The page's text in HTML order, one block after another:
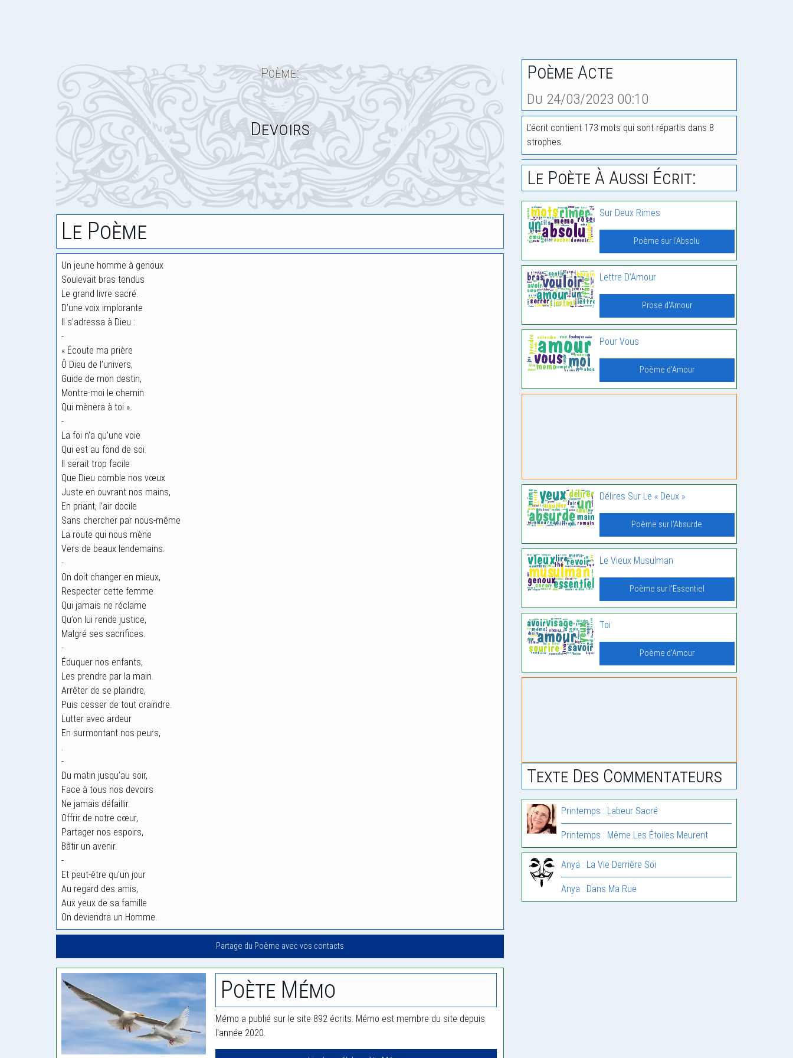
Poème:
Devoirs
Le Poème
Un jeune homme à genoux
Soulevait bras tendus
Le grand livre sacré.
D’une voix implorante
Il s’adressa à Dieu :
-
« Écoute ma prière
Ô Dieu de l’univers,
Guide de mon destin,
Montre-moi le chemin
Qui mènera à toi ».
-
La foi n’a qu’une voie
Qui est au fond de soi.
Il serait trop facile
Que Dieu comble nos vœux
Juste en ouvrant nos mains,
En priant, l’air docile
Sans chercher par nous-même
La route qui nous mène
Vers de beaux lendemains.
-
On doit changer en mieux,
Respecter cette femme
Qui jamais ne réclame
Qu’on lui rende justice,
Malgré ses sacrifices.
-
Éduquer nos enfants,
Les prendre par la main.
Arrêter de se plaindre,
Puis cesser de tout craindre.
Lutter avec ardeur
En surmontant nos peurs,
.
-
Du matin jusqu’au soir,
Face à tous nos devoirs
Ne jamais défaillir.
Offrir de notre cœur,
Partager nos espoirs,
Bâtir un avenir.
-
Et peut-être qu’un jour
Au regard des amis,
Aux yeux de sa famille
On deviendra un Homme.
Partage du Poème avec vos contacts
Poète Mémo
Mémo a publié sur le site 892 écrits. Mémo est membre du site depuis
l'année 2020.
Poème Acte
Du 24/03/2023 00:10
L'écrit contient 173 mots qui sont répartis dans 8
strophes.
Le Poète À Aussi Écrit:
Sur Deux Rimes
Poème sur l'Absolu
Lettre D’Amour
Prose d'Amour
Pour Vous
Poème d'Amour
Délires Sur Le « Deux »
Poème sur l'Absurde
Le Vieux Musulman
Poème sur l'Essentiel
Toi
Poème d'Amour
Texte Des Commentateurs
Printemps : Labeur Sacré
Printemps : Même Les Étoiles Meurent
Anya : La Vie Derrière Soi
Anya : Dans Ma Rue